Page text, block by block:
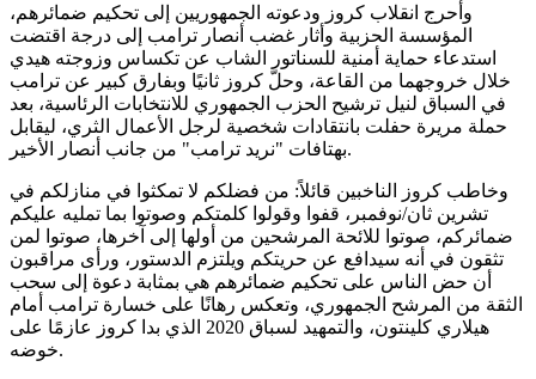
وأحرج انقلاب كروز ودعوته الجمهوريين إلى تحكيم ضمائرهم،
المؤسسة الحزبية وأثار غضب أنصار ترامب إلى درجة اقتضت
استدعاء حماية أمنية للسناتور الشاب عن تكساس وزوجته هيدي
خلال خروجهما من القاعة، وحلّ كروز ثانيًا وبفارق كبير عن ترامب
في السباق لنيل ترشيح الحزب الجمهوري للانتخابات الرئاسية، بعد
حملة مريرة حفلت بانتقادات شخصية لرجل الأعمال الثري، ليقابل
بهتافات "نريد ترامب" من جانب أنصار الأخير.
وخاطب كروز الناخبين قائلاً: من فضلكم لا تمكثوا في منازلكم في
تشرين ثان/نوفمبر، قفوا وقولوا كلمتكم وصوتوا بما تمليه عليكم
ضمائركم، صوتوا للائحة المرشحين من أولها إلى آخرها، صوتوا لمن
تثقون في أنه سيدافع عن حريتكم ويلتزم الدستور، ورأى مراقبون
أن حض الناس على تحكيم ضمائرهم هي بمثابة دعوة إلى سحب
الثقة من المرشح الجمهوري، وتعكس رهانًا على خسارة ترامب أمام
هيلاري كلينتون، والتمهيد لسباق 2020 الذي بدا كروز عازمًا على
خوضه.